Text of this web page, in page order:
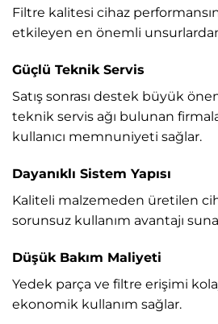
Filtre kalitesi cihaz
etkileyen en önemli
Güçlü Teknik Servis
Satış sonrası destek büyük
teknik servis ağı bulunan
kullanıcı memnuniyeti sağlar.
Dayanıklı Sistem Yapısı
Kaliteli malzemeden üretilen
sorunsuz kullanım avantajı
Düşük Bakım Maliyeti
Yedek parça ve filtre erişimi
ekonomik kullanım sağlar.